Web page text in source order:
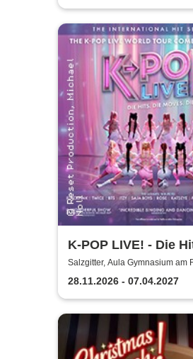
K-POP LIVE! - Die
Moves. Die Show.
Salzgitter, Aula Gymnasium am
28.11.2026 - 07.04.2027